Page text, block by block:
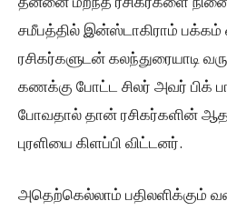
சமீபத்தில் இன்ஸ்டாகிராம்
ரசிகர்களுடன் கலந்துரையாடி
கணக்கு போட்ட சிலர் அவர் பிக்
போவதால் தான் ரசிகர்களின்
புரளியை கிளப்பி விட்டனர்.
அதெற்கெல்லாம் பதிலளிக்கும்